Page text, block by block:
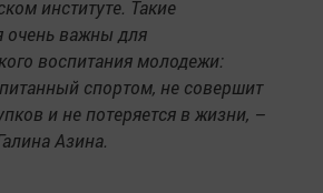
институте. Такие
очень важны для
воспитания молодежи:
спортом, не совершит
и не потеряется в жизни, –
Азина.